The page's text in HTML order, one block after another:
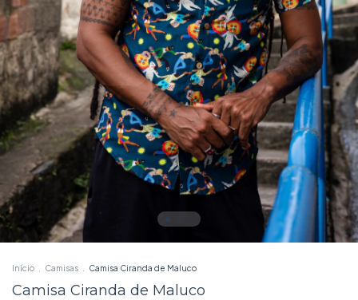
Início Camisas Camisa Ciranda de Maluco
Camisa Ciranda de Maluco